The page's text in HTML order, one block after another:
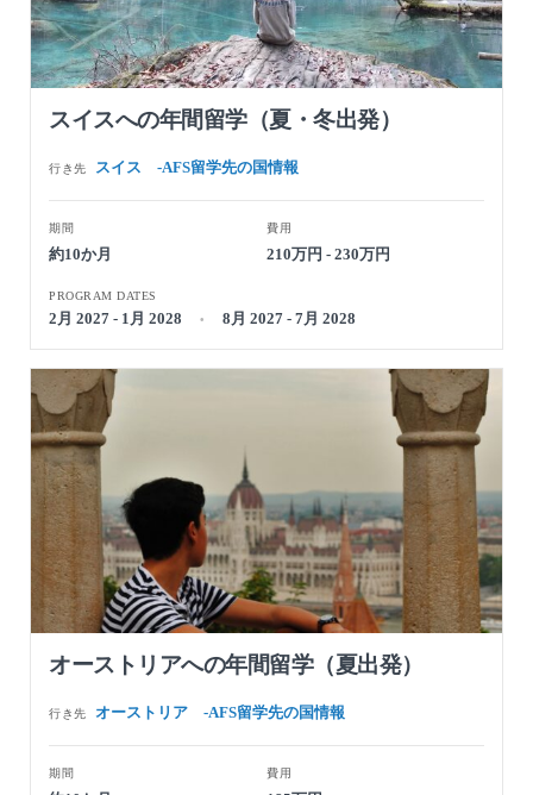
スイスへの年間留学（夏・冬出発）
行き先 スイス -AFS留学先の国情報
期間
約10か月
費用
210万円 - 230万円
PROGRAM DATES
2月 2027 - 1月 2028 8月 2027 - 7月 2028
オーストリアへの年間留学（夏出発）
行き先 オーストリア -AFS留学先の国情報
期間 費用